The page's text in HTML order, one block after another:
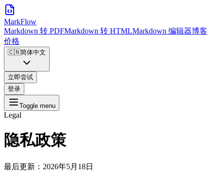
MarkFlow
Markdown 转 PDFMarkdown 转 HTMLMarkdown 编辑器博客
价格
🇨🇳简体中文
立即尝试
登录
Toggle menu
Legal
隐私政策
最后更新：2026年5月18日